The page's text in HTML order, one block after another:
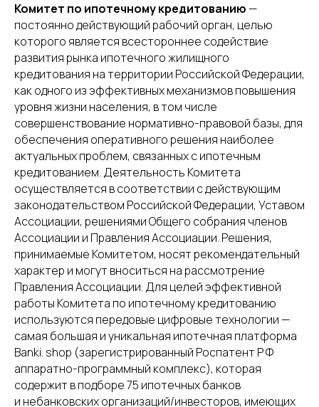
Комитет по ипотечному кредитованию —
постоянно действующий рабочий орган, целью
которого является всестороннее содействие
развития рынка ипотечного жилищного
кредитования на территории Российской Федерации,
как одного из эффективных механизмов повышения
уровня жизни населения, в том числе
совершенствование нормативно-правовой базы, для
обеспечения оперативного решения наиболее
актуальных проблем, связанных с ипотечным
кредитованием. Деятельность Комитета
осуществляется в соответствии с действующим
законодательством Российской Федерации, Уставом
Ассоциации, решениями Общего собрания членов
Ассоциации и Правления Ассоциации. Решения,
принимаемые Комитетом, носят рекомендательный
характер и могут вноситься на рассмотрение
Правления Ассоциации. Для целей эффективной
работы Комитета по ипотечному кредитованию
используются передовые цифровые технологии —
самая большая и уникальная ипотечная платформа
Banki. shop (зарегистрированный Роспатент Р Ф
аппаратно-программный комплекс), которая
содержит в подборе 75 ипотечных банков
и небанковских организаций/инвесторов, имеющих